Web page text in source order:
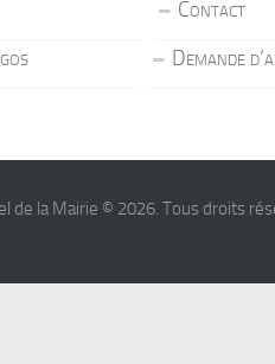
Contact
Demande
de la Mairie © 2026. Tous droits